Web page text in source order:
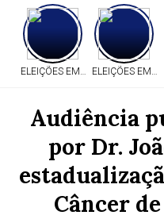
ELEIÇÕES EM MTELEIÇÕES EM MT
Audiência
por Dr.
Câncer